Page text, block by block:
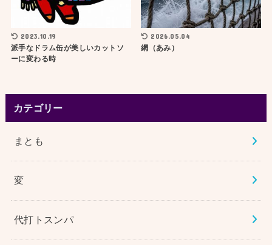
2023.10.19
派手なドラム缶が美しいカットソ
ーに変わる時
2026.05.04
網（あみ）
カテゴリー
まとも
変
代打トスンパ